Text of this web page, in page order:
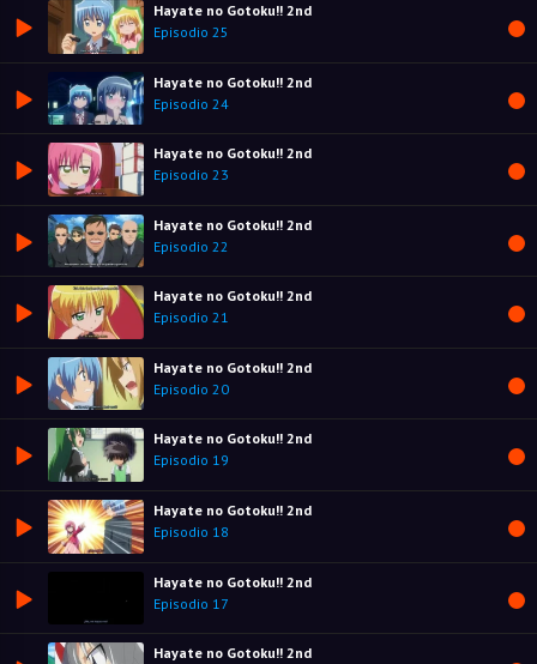
Hayate no Gotoku!! 2nd
Episodio 25
Hayate no Gotoku!! 2nd
Episodio 24
Hayate no Gotoku!! 2nd
Episodio 23
Hayate no Gotoku!! 2nd
Episodio 22
Hayate no Gotoku!! 2nd
Episodio 21
Hayate no Gotoku!! 2nd
Episodio 20
Hayate no Gotoku!! 2nd
Episodio 19
Hayate no Gotoku!! 2nd
Episodio 18
Hayate no Gotoku!! 2nd
Episodio 17
Hayate no Gotoku!! 2nd